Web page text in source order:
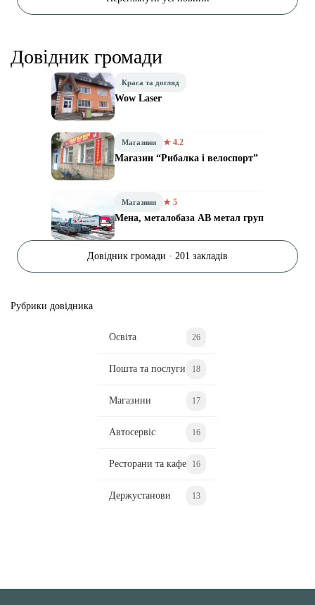
Довідник громади
Краса та догляд
Wow Laser
Магазини ★ 4.2
Магазин “Рибалка і велоспорт”
Магазини ★ 5
Мена, металобаза АВ метал груп
Довідник громади · 201 закладів
Рубрики довідника
Освіта 26
Пошта та послуги 18
Магазини 17
Автосервіс 16
Ресторани та кафе 16
Держустанови 13